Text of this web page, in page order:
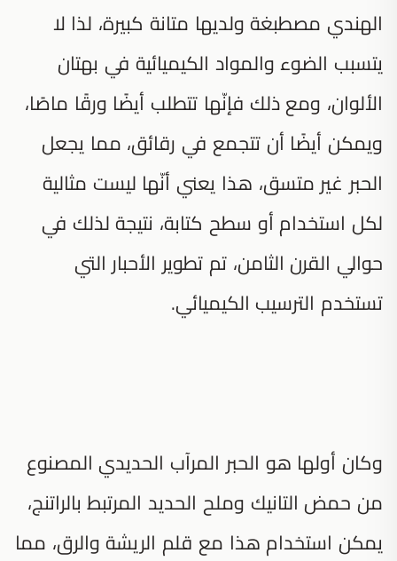
الهندي مصطبغة ولديها متانة كبيرة، لذا لا
يتسبب الضوء والمواد الكيميائية في بهتان
الألوان، ومع ذلك فإنّها تتطلب أيضًا ورقًا ماصًا،
ويمكن أيضًا أن تتجمع في رقائق، مما يجعل
الحبر غير متسق، هذا يعني أنّها ليست مثالية
لكل استخدام أو سطح كتابة، نتيجة لذلك في
حوالي القرن الثامن، تم تطوير الأحبار التي
تستخدم الترسيب الكيميائي.
وكان أولها هو الحبر المرآب الحديدي المصنوع
من حمض التانيك وملح الحديد المرتبط بالراتنج،
يمكن استخدام هذا مع قلم الريشة والرق، مما